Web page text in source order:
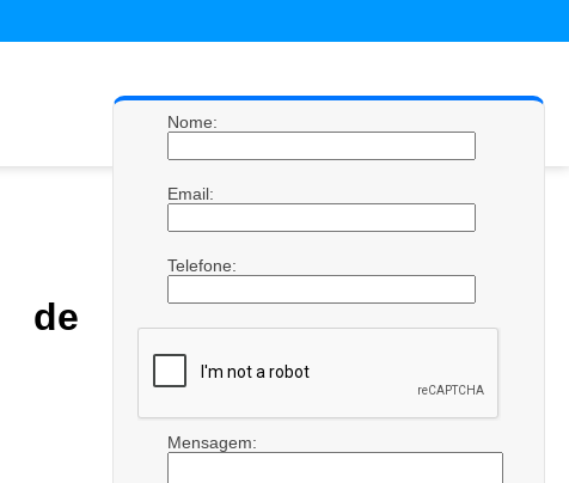
de
Nome:
Email:
Telefone:
Mensagem: